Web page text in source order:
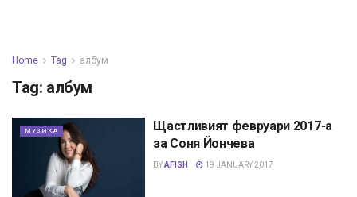
Home Tag албум
Tag: албум
МУЗИКА
Щастливият февруари 2017-а
за Соня Йончева
BYAFISH 19 JANUARY 2017